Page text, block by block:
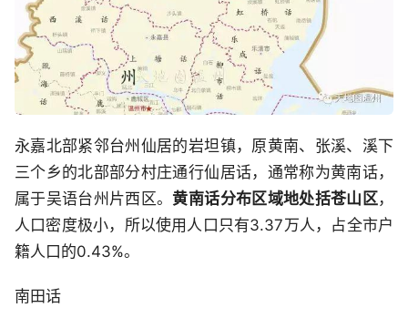
永嘉北部紧邻台州仙居的岩坦镇，原黄南、张溪、溪下
三个乡的北部部分村庄通行仙居话，通常称为黄南话，
属于吴语台州片西区。 黄南话分布区域地处括苍山区，
人口密度极小，所以使用人口只有3.37万人，占全市户
籍人口的0.43%。
南田话